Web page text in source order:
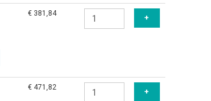
€ 381,84
€ 471,82